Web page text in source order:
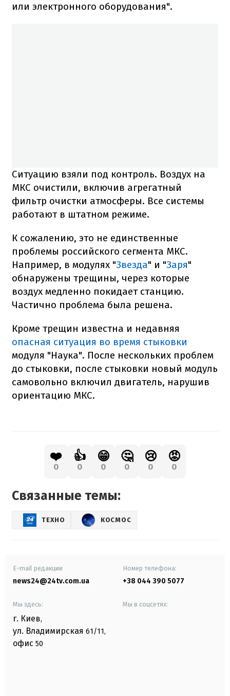
или электронного оборудования".
Ситуацию взяли под контроль. Воздух на
МКС очистили, включив агрегатный
фильтр очистки атмосферы. Все системы
работают в штатном режиме.
К сожалению, это не единственные
проблемы российского сегмента МКС.
Например, в модулях "Звезда" и "Заря"
обнаружены трещины, через которые
воздух медленно покидает станцию.
Частично проблема была решена.
Кроме трещин известна и недавняя
опасная ситуация во время стыковки
модуля "Наука". После нескольких проблем
до стыковки, после стыковки новый модуль
самовольно включил двигатель, нарушив
ориентацию МКС.
❤️
0
👍
0
😁
0
🤔
0
😢
0
😡
0
Связанные темы:
ТЕХНО КОСМОС
E-mail редакции
news24@24tv.com.ua
Номер телефона:
+38 044 390 5077
Мы здесь:
г. Киев,
ул. Владимирская 61/11,
офис 50
Мы в соцсетях: